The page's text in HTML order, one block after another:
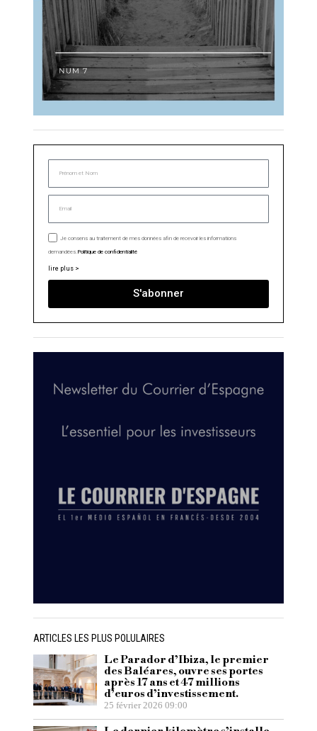
Je consens au traitement de mes données afin de recevoir les informations
demandées.Politique de confidentialité
lire plus >
S'abonner
ARTICLES LES PLUS POLULAIRES
Le Parador d’Ibiza, le premier
des Baléares, ouvre ses portes
après 17 ans et 47 millions
d’euros d’investissement.
25 février 2026 09:00